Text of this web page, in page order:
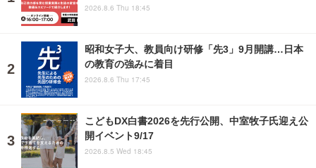
2026.8.6 Thu 18:45
昭和女子大、教員向け研修「先3」9月開講…日本
の教育の強みに着目
2026.8.6 Thu 17:45
こどもDX白書2026を先行公開、中室牧子氏迎え公
開イベント9/17
2026.8.5 Wed 18:45